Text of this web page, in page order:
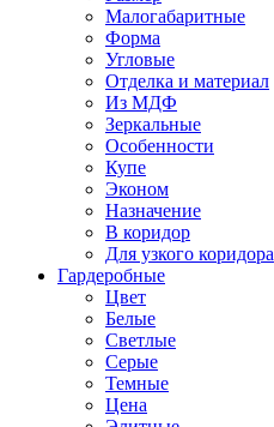
Малогабаритные
Форма
Угловые
Отделка и материал
Из МДФ
Зеркальные
Особенности
Купе
Эконом
Назначение
В коридор
Для узкого коридора
Гардеробные
Цвет
Белые
Светлые
Серые
Темные
Цена